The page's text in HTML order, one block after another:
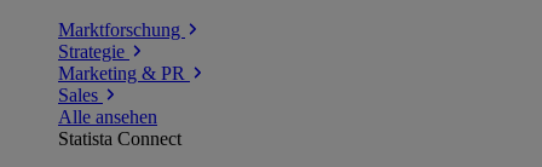
Marktforschung
Strategie
Marketing & PR
Sales
Alle ansehen
Statista Connect